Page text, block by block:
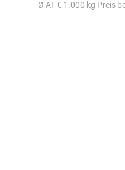
Ø AT € 1.000 kg Preis